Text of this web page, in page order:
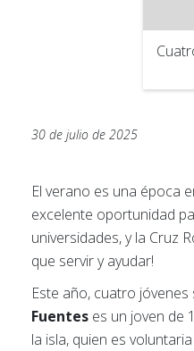
30 de julio de 2025
El verano es una época
excelente oportunidad
universidades, y la Cruz
que servir y ayudar!
Este año, cuatro
Fuentes es un joven de
la isla, quien es